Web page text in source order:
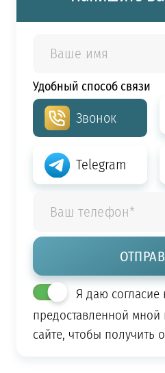
Удобный способ связи
Звонок
Telegram
Я даю согласие
предоставленной
сайте, чтобы получить